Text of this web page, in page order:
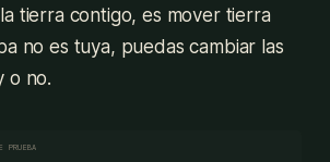
tierra contigo, es mover tierra
no es tuya, puedas cambiar las
o no.
PRUEBA